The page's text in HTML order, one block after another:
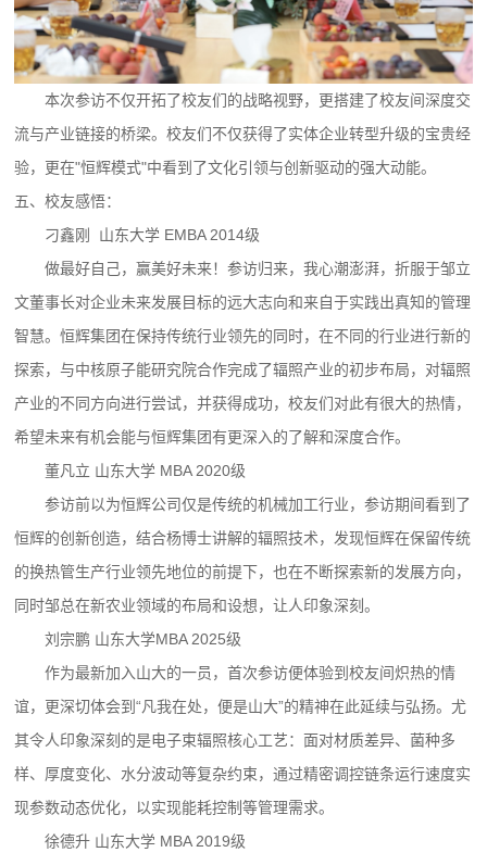
本次参访不仅开拓了校友们的战略视野，更搭建了校友间深度交
流与产业链接的桥梁。校友们不仅获得了实体企业转型升级的宝贵经
验，更在"恒辉模式"中看到了文化引领与创新驱动的强大动能。
五、校友感悟：
刁鑫刚 山东大学 EMBA 2014级
做最好自己，赢美好未来！参访归来，我心潮澎湃，折服于邹立
文董事长对企业未来发展目标的远大志向和来自于实践出真知的管理
智慧。恒辉集团在保持传统行业领先的同时，在不同的行业进行新的
探索，与中核原子能研究院合作完成了辐照产业的初步布局，对辐照
产业的不同方向进行尝试，并获得成功，校友们对此有很大的热情，
希望未来有机会能与恒辉集团有更深入的了解和深度合作。
董凡立 山东大学 MBA 2020级
参访前以为恒辉公司仅是传统的机械加工行业，参访期间看到了
恒辉的创新创造，结合杨博士讲解的辐照技术，发现恒辉在保留传统
的换热管生产行业领先地位的前提下，也在不断探索新的发展方向，
同时邹总在新农业领域的布局和设想，让人印象深刻。
刘宗鹏 山东大学MBA 2025级
作为最新加入山大的一员，首次参访便体验到校友间炽热的情
谊，更深切体会到“凡我在处，便是山大”的精神在此延续与弘扬。尤
其令人印象深刻的是电子束辐照核心工艺：面对材质差异、菌种多
样、厚度变化、水分波动等复杂约束，通过精密调控链条运行速度实
现参数动态优化，以实现能耗控制等管理需求。
徐德升 山东大学 MBA 2019级